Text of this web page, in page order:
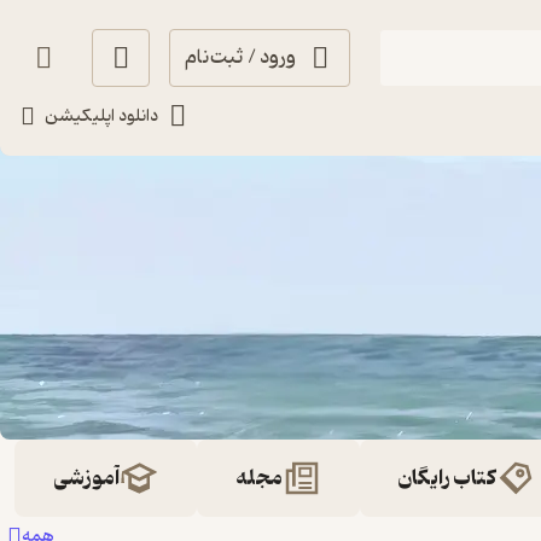
ورود / ثبت‌نام
دانلود اپلیکیشن
کتاب رایگان مجله آموزشی